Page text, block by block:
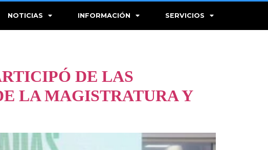
NOTICIAS INFORMACIÓN SERVICIOS
DE LAS
LA MAGISTRATURA Y